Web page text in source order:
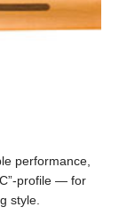
performance,
profile — for
style.